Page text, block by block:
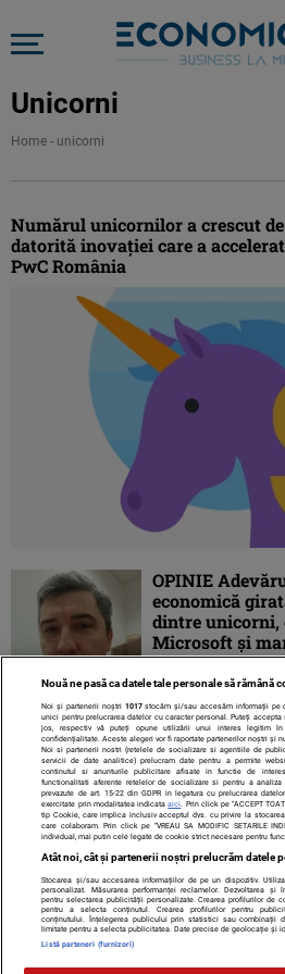
Unicorni
Home - unicorni
Numărul unicornilor a crescut
datorită inovaţiei care a
PwC România
OPINIE
economică
dintre unicorni,
Microsoft şi
Contact Despre noi
Citarea se poate face în limita a 250 de
Nouă ne pasă ca datele tale personale să rămână
Noi și partenerii noștri 1017stocăm și/sau accesăm informații pe
unici pentru prelucrarea datelor cu caracter personal. Puteți
jos, respectiv vă puteți opune utilizării unui interes legitim
confidențialitate. Aceste alegeri vor fi raportate partenerilor noștri și
Noi si partenerii nostri (retelele de socializare si agentiile de
servicii de date analitice) prelucram date pentru a permite
continutul si anunturile publicitare afisate in functie de
functionalitati aferente retelelor de socializare si pentru a
prevazute de art. 15-22 din GDPR in legatura cu prelucrarea
exercitate prin modalitatea indicataaici . Prin click pe “ACCEPT
tip Cookie, care implica inclusiv acceptul dvs. cu privire la
care colaboram. Prin click pe “VREAU SA MODIFIC SETARILE
individual, mai putin cele legate de cookie strict necesare pentru
Atât noi, cât și partenerii noștri prelucrăm datele
Stocarea și/sau accesarea informațiilor de pe un dispozitiv.
personalizat. Măsurarea performanței reclamelor. Dezvoltarea și
pentru selectarea publicității personalizate. Crearea profilurilor de
pentru a selecta conținutul. Crearea profilurilor pentru
conținutului. Înțelegerea publicului prin statistici sau combinații
limitate pentru a selecta publicitatea. Date precise de geolocație și
Listă parteneri (furnizori)